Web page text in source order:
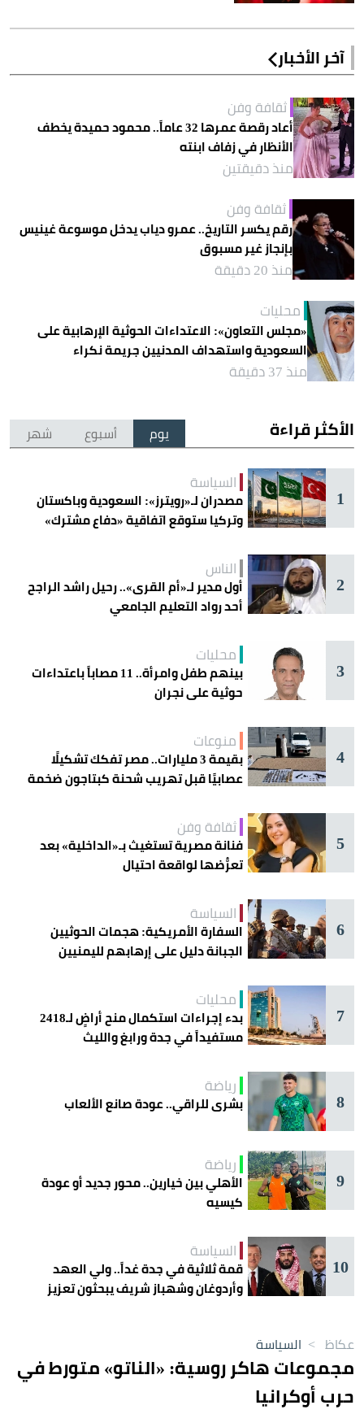
آخر الأخبار
ثقافة وفن
أعاد رقصة عمرها 32 عاماً.. محمود حميدة يخطف
الأنظار في زفاف ابنته
منذ دقيقتين
ثقافة وفن
رقم يكسر التاريخ.. عمرو دياب يدخل موسوعة غينيس
بإنجاز غير مسبوق
منذ 20 دقيقة
محليات
«مجلس التعاون»: الاعتداءات الحوثية الإرهابية على
السعودية واستهداف المدنيين جريمة نكراء
منذ 37 دقيقة
الأكثر قراءة يوم أسبوع شهر
1
السياسة
مصدران لـ«رويترز»: السعودية وباكستان
وتركيا ستوقع اتفاقية «دفاع مشترك»
2
الناس
أول مدير لـ«أم القرى».. رحيل راشد الراجح
أحد رواد التعليم الجامعي
3
محليات
بينهم طفل وامرأة.. 11 مصاباً باعتداءات
حوثية على نجران
4
منوعات
بقيمة 3 مليارات.. مصر تفكك تشكيلًا
عصابيًا قبل تهريب شحنة كبتاجون ضخمة
5
ثقافة وفن
فنانة مصرية تستغيث بـ«الداخلية» بعد
تعرُّضها لواقعة احتيال
6
السياسة
السفارة الأمريكية: هجمات الحوثيين
الجبانة دليل على إرهابهم لليمنيين
7
محليات
بدء إجراءات استكمال منح أراضٍ لـ2418
مستفيداً في جدة ورابغ والليث
8
رياضة
بشرى للراقي.. عودة صانع الألعاب
9
رياضة
الأهلي بين خيارين.. محور جديد أو عودة
كيسيه
10
السياسة
قمة ثلاثية في جدة غداً.. ولي العهد
وأردوغان وشهباز شريف يبحثون تعزيز
عكاظ > السياسة
مجموعات هاكر روسية: «الناتو» متورط في
حرب أوكرانيا